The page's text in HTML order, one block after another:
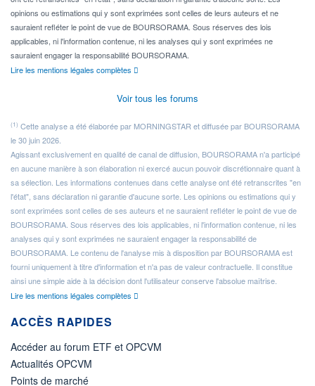
opinions ou estimations qui y sont exprimées sont celles de leurs auteurs et ne
sauraient refléter le point de vue de BOURSORAMA. Sous réserves des lois
applicables, ni l'information contenue, ni les analyses qui y sont exprimées ne
sauraient engager la responsabilité BOURSORAMA.
Lire les mentions légales complètes
Voir tous les forums
(1) Cette analyse a été élaborée par MORNINGSTAR et diffusée par BOURSORAMA
le 30 juin 2026.
Agissant exclusivement en qualité de canal de diffusion, BOURSORAMA n'a participé
en aucune manière à son élaboration ni exercé aucun pouvoir discrétionnaire quant à
sa sélection. Les informations contenues dans cette analyse ont été retranscrites "en
l'état", sans déclaration ni garantie d'aucune sorte. Les opinions ou estimations qui y
sont exprimées sont celles de ses auteurs et ne sauraient refléter le point de vue de
BOURSORAMA. Sous réserves des lois applicables, ni l'information contenue, ni les
analyses qui y sont exprimées ne sauraient engager la responsabilité de
BOURSORAMA. Le contenu de l'analyse mis à disposition par BOURSORAMA est
fourni uniquement à titre d'information et n'a pas de valeur contractuelle. Il constitue
ainsi une simple aide à la décision dont l'utilisateur conserve l'absolue maîtrise.
Lire les mentions légales complètes
ACCÈS RAPIDES
Accéder au forum ETF et OPCVM
Actualités OPCVM
Points de marché